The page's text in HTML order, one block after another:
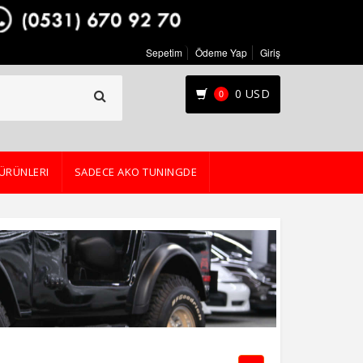
Sepetim Ödeme Yap Giriş
0 0 USD
SADECE AKO TUNINGDE